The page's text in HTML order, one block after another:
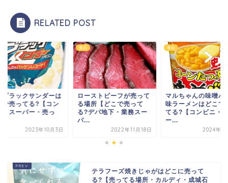
RELATED POST
ブラックサンダーは
で売ってる?【コン
・スーパー・売っ
2023年10月3日
食品
ローストビーフが売って
る場所【どこで売って
る?デパ地下・業務スー
パ...
2022年11月18日
食品
マルちゃんの味噌バ
味ラーメンはどこで
てる?【コンビニ・
ー...
2024年1
テラフーズ焼きじゃがはどこに売って
る?【売ってる場所・カルディ・成城石